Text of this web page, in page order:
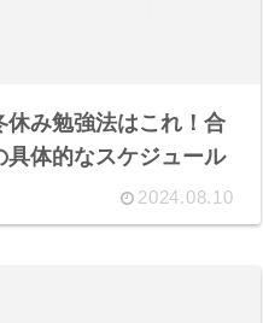
休み勉強法はこれ！合
具体的なスケジュール
2024.08.10